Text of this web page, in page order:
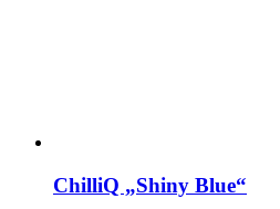
ChilliQ „Shiny Blue“